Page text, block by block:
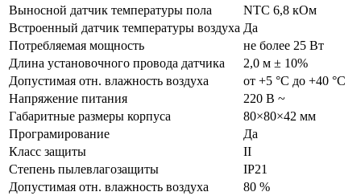
Выносной датчик температуры пола
NTC 6,8 кОм
Встроенный датчик температуры воздуха Да
Потребляемая мощность
не более 25 Вт
Длина установочного провода датчика
2,0 м ± 10%
Допустимая отн. влажность воздуха
от +5 °С до +40 °C
Напряжение питания
220 В ~
Габаритные размеры корпуса
80×80×42 мм
Програмирование
Да
Класс защиты
II
Степень пылевлагозащиты
IP21
Допустимая отн. влажность воздуха
80 %